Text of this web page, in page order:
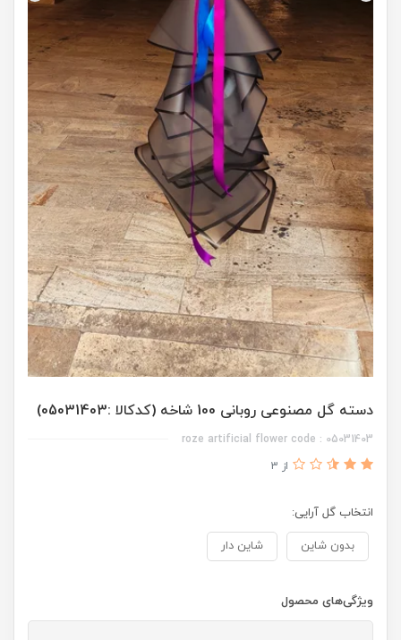
دسته گل مصنوعی روبانی 100 شاخه (کدکالا :05031403)
roze artificial flower code : 05031403
از 3
انتخاب گل آرایی:
بدون شاین شاین دار
ویژگی‌های محصول